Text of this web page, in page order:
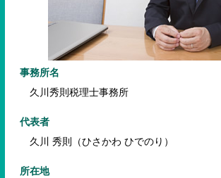
事務所名
久川秀則税理士事務所
代表者
久川 秀則（ひさかわ ひでのり）
所在地